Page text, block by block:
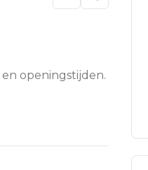
openingstijden.